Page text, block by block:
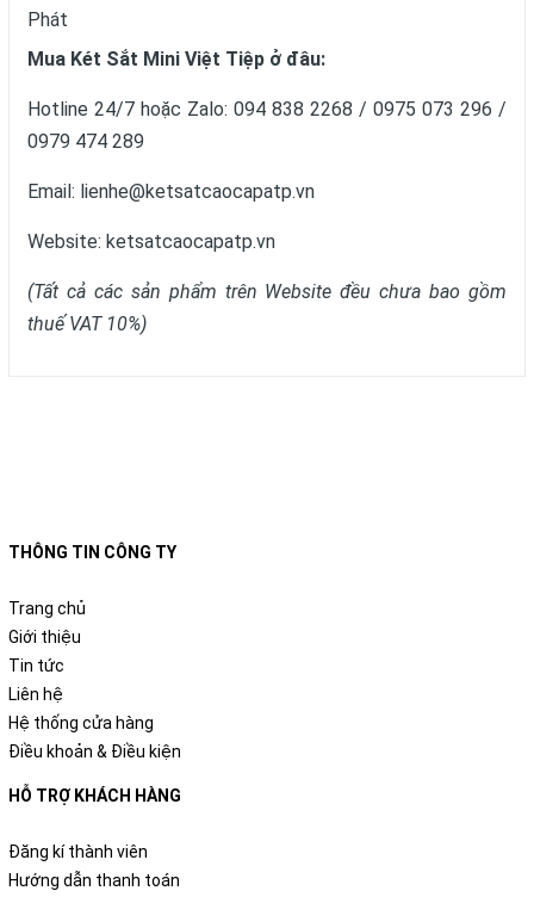
Phát
Mua Két Sắt Mini Việt Tiệp ở đâu:
Hotline 24/7 hoặc Zalo: 094 838 2268 / 0975 073 296 /
0979 474 289
Email: lienhe@ketsatcaocapatp.vn
Website: ketsatcaocapatp.vn
(Tất cả các sản phẩm trên Website đều chưa bao gồm
thuế VAT 10%)
THÔNG TIN CÔNG TY
Trang chủ
Giới thiệu
Tin tức
Liên hệ
Hệ thống cửa hàng
Điều khoản & Điều kiện
HỖ TRỢ KHÁCH HÀNG
Đăng kí thành viên
Hướng dẫn thanh toán